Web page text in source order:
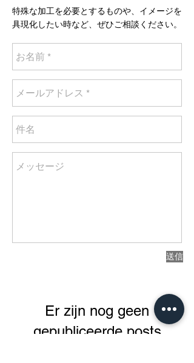
特殊な加工を必要とするものや、イメージを
具現化したい時など、ぜひご相談ください。
送信
Er zijn nog geen
gepubliceerde posts